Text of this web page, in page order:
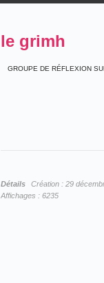
le grimh
GROUPE DE RÉFLEXION
Détails Création : 29
Affichages : 6235